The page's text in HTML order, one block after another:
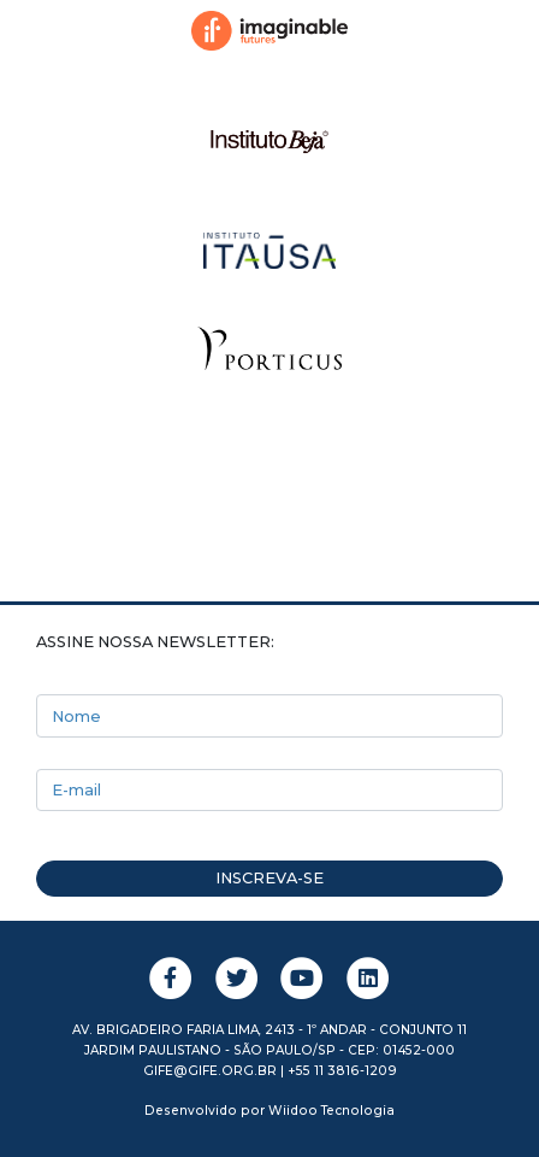
ASSINE NOSSA NEWSLETTER:
INSCREVA-SE
AV. BRIGADEIRO FARIA LIMA, 2413 - 1º ANDAR - CONJUNTO 11
JARDIM PAULISTANO - SÃO PAULO/SP - CEP: 01452-000
GIFE@GIFE.ORG.BR | +55 11 3816-1209
Desenvolvido por Wiidoo Tecnologia